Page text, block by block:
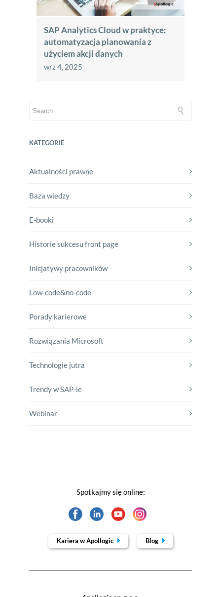
SAP Analytics Cloud w praktyce:
automatyzacja planowania z
użyciem akcji danych
wrz 4, 2025
KATEGORIE
Aktualności prawne
Baza wiedzy
E-booki
Historie sukcesu front page
Inicjatywy pracowników
Low-code&no-code
Porady karierowe
Rozwiązania Microsoft
Technologie jutra
Trendy w SAP-ie
Webinar
Spotkajmy się online:
Kariera w Apollogic Blog